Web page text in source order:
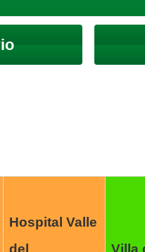
Hospital Valle
del
Villa